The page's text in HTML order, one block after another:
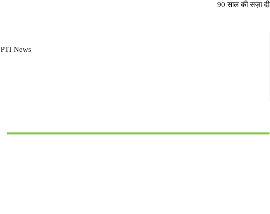
90 साल की सज़ा दी
PTI News